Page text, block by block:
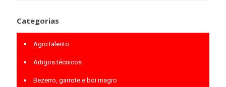
Categorias
AgroTalento
Artigos técnicos
Bezerro, garrote e boi magro